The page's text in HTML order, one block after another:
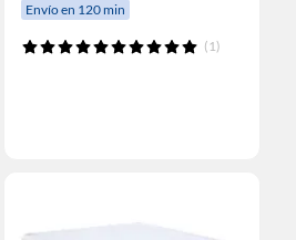
Envío en 120 min
(1)